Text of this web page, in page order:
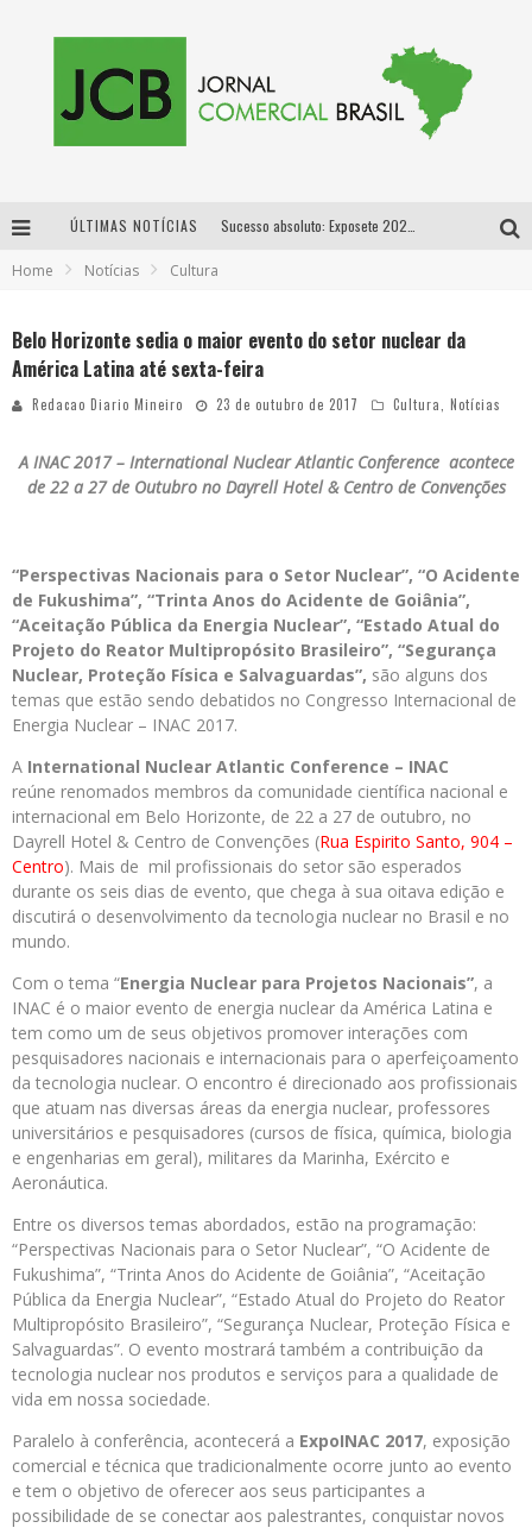
ÚLTIMAS NOTÍCIAS
Home Notícias Cultura
Belo Horizonte sedia o maior evento do setor nuclear da
América Latina até sexta-feira
Redacao Diario Mineiro 23 de outubro de 2017 Cultura Notícias
A INAC 2017 – International NuclearAtlantic Conference acontece
de 22 a 27 de Outubro no Dayrell Hotel & Centro de Convenções
“Perspectivas Nacionais para o Setor Nuclear”, “O Acidente
de Fukushima”, “Trinta Anos do Acidente de Goiânia”,
“Aceitação Pública da Energia Nuclear”, “Estado Atual do
Projeto do Reator Multipropósito Brasileiro”, “Segurança
Nuclear, Proteção Física e Salvaguardas”, são alguns dos
temas que estão sendo debatidos no Congresso Internacional de
Energia Nuclear – INAC 2017.
A International Nuclear Atlantic Conference – INAC
reúne renomados membros da comunidade científica nacional e
internacional em Belo Horizonte, de 22 a 27 de outubro, no
Dayrell Hotel & Centro de Convenções (Rua Espirito Santo, 904 –
Centro). Mais de mil profissionais do setor são esperados
durante os seis dias de evento, que chega à sua oitava edição e
discutirá o desenvolvimento da tecnologia nuclear no Brasil e no
mundo.
Com o tema “Energia Nuclear para Projetos Nacionais”, a
INAC é o maior evento de energia nuclear da América Latina e
tem como um de seus objetivos promover interações com
pesquisadores nacionais e internacionais para o aperfeiçoamento
da tecnologia nuclear. O encontro é direcionado aos profissionais
que atuam nas diversas áreas da energia nuclear, professores
universitários e pesquisadores (cursos de física, química, biologia
e engenharias em geral), militares da Marinha, Exército e
Aeronáutica.
Entre os diversos temas abordados, estão na programação:
“Perspectivas Nacionais para o Setor Nuclear”, “O Acidente de
Fukushima”, “Trinta Anos do Acidente de Goiânia”, “Aceitação
Pública da Energia Nuclear”, “Estado Atual do Projeto do Reator
Multipropósito Brasileiro”, “Segurança Nuclear, Proteção Física e
Salvaguardas”. O evento mostrará também a contribuição da
tecnologia nuclear nos produtos e serviços para a qualidade de
vida em nossa sociedade.
Paralelo à conferência, acontecerá a ExpoINAC 2017, exposição
comercial e técnica que tradicionalmente ocorre junto ao evento
e tem o objetivo de oferecer aos seus participantes a
possibilidade de se conectar aos palestrantes, conquistar novos